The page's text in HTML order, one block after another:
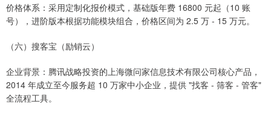
价格体系：采用定制化报价模式，基础版年费 16800 元起（10 账
号），进阶版本根据功能模块组合，价格区间为 2.5 万 - 15 万元。
（六）搜客宝（励销云）
企业背景：腾讯战略投资的上海微问家信息技术有限公司核心产品，
2014 年成立至今服务超 10 万家中小企业，提供 "找客 - 筛客 - 管客"
全流程工具。